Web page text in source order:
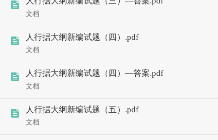
文档
人行据大纲新编试题（四）.pdf
文档
人行据大纲新编试题（四）—答案.pdf
文档
人行据大纲新编试题（五）.pdf
文档